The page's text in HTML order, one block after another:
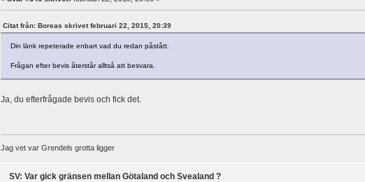
Citat från: Boreas skrivet februari 22, 2015, 20:39
Din länk repeterade enbart vad du redan påstått.
Frågan efter bevis återstår alltså att besvara.
Ja, du efterfrågade bevis och fick det.
Jag vet var Grendels grotta ligger
SV: Var gick gränsen mellan Götaland och Svealand ?